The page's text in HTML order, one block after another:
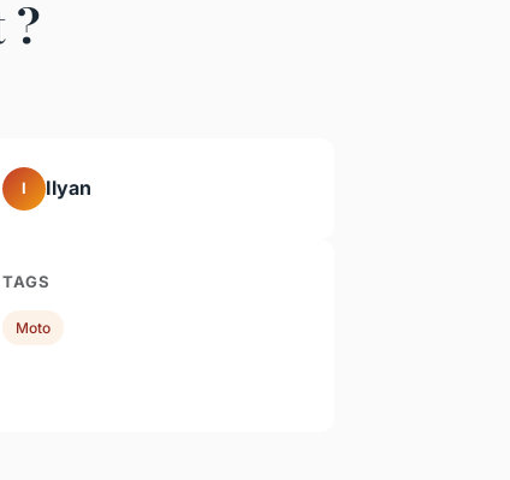
?
I Ilyan
TAGS
Moto